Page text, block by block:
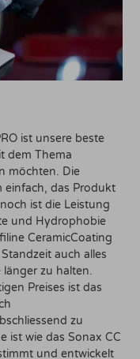
ist unsere beste
dem Thema
möchten. Die
einfach, das Produkt
ist die Leistung
und Hydrophobie
CeramicCoating
auch alles
zu halten.
Preises ist das
zu
ist wie das Sonax CC
und entwickelt